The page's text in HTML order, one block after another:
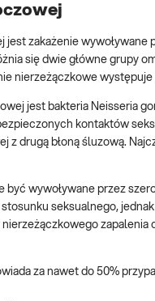
jest zakażenie
się dwie główne grupy
nierzeżączkowe występuje
jest bakteria Neisseria
kontaktów
z drugą błoną śluzową.
wywoływane przez
seksualnego,
za nawet do 50%